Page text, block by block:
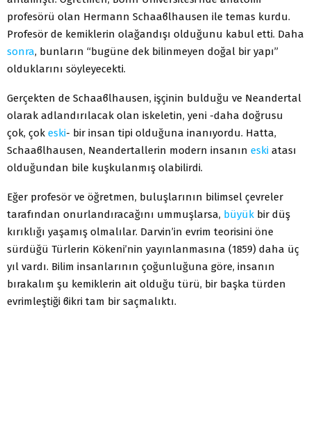
profesörü olan Hermann Schaaϐlhausen ile temas kurdu.
Profesör de kemiklerin olağandışı olduğunu kabul etti. Daha
sonra, bunların “bugüne dek bilinmeyen doğal bir yapı”
olduklarını söyleyecekti.
Gerçekten de Schaaϐlhausen, işçinin bulduğu ve Neandertal
olarak adlandırılacak olan iskeletin, yeni -daha doğrusu
çok, çok eski- bir insan tipi olduğuna inanıyordu. Hatta,
Schaaϐlhausen, Neandertallerin modern insanın eski atası
olduğundan bile kuşkulanmış olabilirdi.
Eğer profesör ve öğretmen, buluşlarının bilimsel çevreler
tarafından onurlandıracağını ummuşlarsa, büyük bir düş
kırıklığı yaşamış olmalılar. Darvin’in evrim teorisini öne
sürdüğü Türlerin Kökeni’nin yayınlanmasına (1859) daha üç
yıl vardı. Bilim insanlarının çoğunluğuna göre, insanın
bırakalım şu kemiklerin ait olduğu türü, bir başka türden
evrimleştiği ϐikri tam bir saçmalıktı.